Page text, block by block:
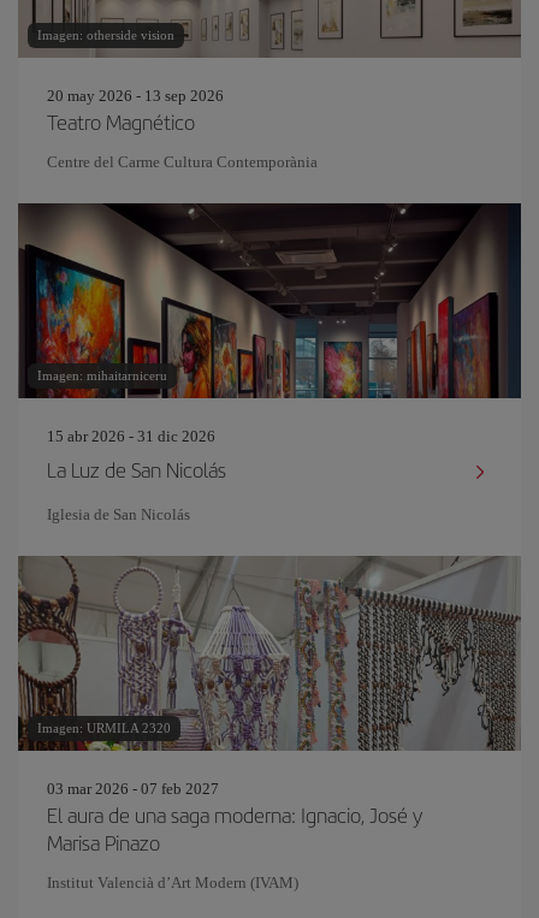
Imagen: otherside vision
20 may 2026 - 13 sep 2026
Teatro Magnético
Centre del Carme Cultura Contemporània
Imagen: mihaitarniceru
15 abr 2026 - 31 dic 2026
La Luz de San Nicolás
Iglesia de San Nicolás
Imagen: URMILA 2320
03 mar 2026 - 07 feb 2027
El aura de una saga moderna: Ignacio, José y
Marisa Pinazo
Institut Valencià d’Art Modern (IVAM)